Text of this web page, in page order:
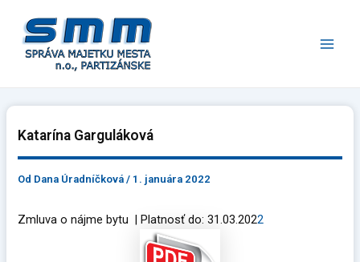
obsah
Katarína Garguláková
Od Dana Úradníčková/ 1. januára 2022
Zmluva o nájme bytu | Platnosť do: 31.03.2022